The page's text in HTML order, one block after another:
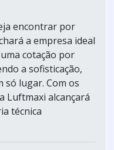
encontrar por
a empresa ideal
cotação por
a sofisticação,
só lugar. Com os
Luftmaxi alcançará
técnica